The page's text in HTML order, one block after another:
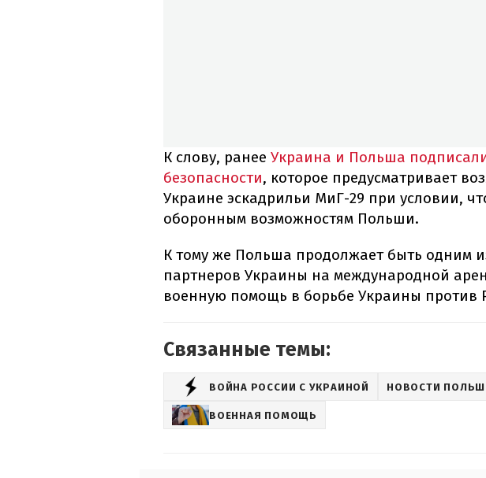
К слову, ранее Украина и Польша
безопасности, которое предусматривает
Украине эскадрильи МиГ-29 при условии,
оборонным возможностям Польши.
К тому же Польша продолжает быть одним
партнеров Украины на международной
военную помощь в борьбе Украины против
Связанные темы:
ВОЙНА РОССИИ С УКРАИНОЙ НОВОСТИ
ВОЕННАЯ ПОМОЩЬ